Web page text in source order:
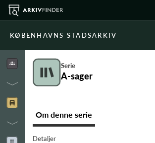
KØBENHAVNS STADSARKIV
Serie
A-sager
Om denne serie
Detaljer